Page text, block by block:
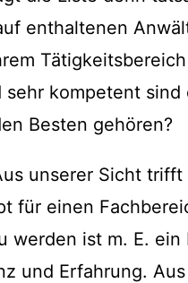
enthaltenen
sehr kompetent sind
Besten gehören?
unserer Sicht trifft
für einen
werden ist m. E. ein
und Erfahrung. Aus